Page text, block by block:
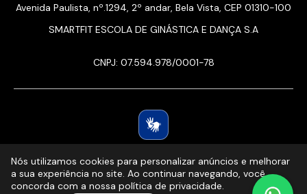
Avenida Paulista, nº.1294, 2º andar, Bela Vista, CEP 01310-100
SMARTFIT ESCOLA DE GINÁSTICA E DANÇA S.A
CNPJ: 07.594.978/0001-78
Nós utilizamos cookies para personalizar anúncios e melhorar
a sua experiência no site. Ao continuar navegando, você
concorda com a nossa política de privacidade.